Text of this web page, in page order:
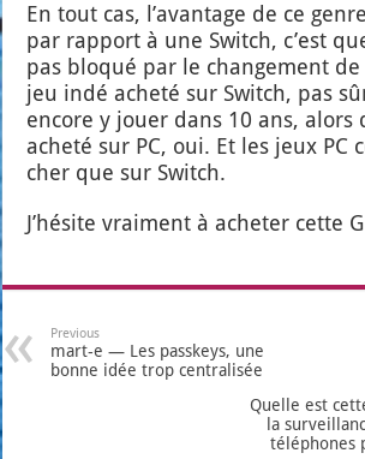
En tout cas, l’a­van­tage de ce
par rap­port à une Switch, c’est
pas blo­qué par le chan­ge­ment
jeu indé ache­té sur Switch, pas
encore y jouer dans 10 ans, alors
ache­té sur PC, oui. Et les jeux PC
cher que sur Switch.
J’hé­site vrai­ment à ache­ter cette
Previous
mart‑e — Les passkeys, une
bonne idée trop centralisée
Quelle est
la
téléphones